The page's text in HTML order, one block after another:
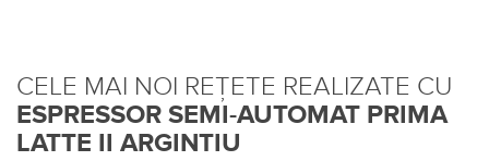
CELE MAI NOI REȚETE REALIZATE CU
ESPRESSOR SEMI-AUTOMAT PRIMA
LATTE II ARGINTIU